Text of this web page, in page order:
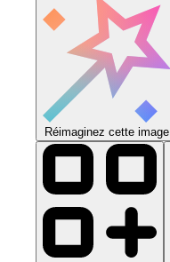
Réimaginez cette image